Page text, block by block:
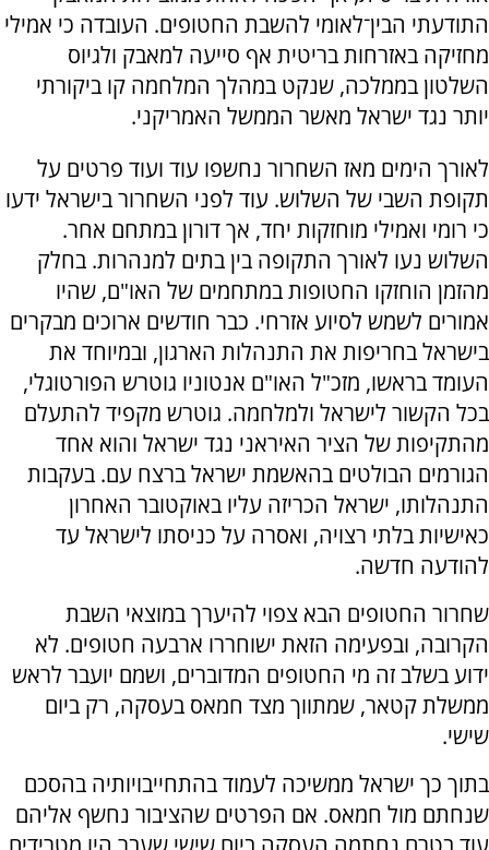
התודעתי הבין־לאומי להשבת החטופים. העובדה כי אמילי
מחזיקה באזרחות בריטית אף סייעה למאבק ולגיוס
השלטון בממלכה, שנקט במהלך המלחמה קו ביקורתי
יותר נגד ישראל מאשר הממשל האמריקני.
לאורך הימים מאז השחרור נחשפו עוד ועוד פרטים על
תקופת השבי של השלוש. עוד לפני השחרור בישראל ידעו
כי רומי ואמילי מוחזקות יחד, אך דורון במתחם אחר.
השלוש נעו לאורך התקופה בין בתים למנהרות. בחלק
מהזמן הוחזקו החטופות במתחמים של האו"ם, שהיו
אמורים לשמש לסיוע אזרחי. כבר חודשים ארוכים מבקרים
בישראל בחריפות את התנהלות הארגון, ובמיוחד את
העומד בראשו, מזכ"ל האו"ם אנטוניו גוטרש הפורטוגלי,
בכל הקשור לישראל ולמלחמה. גוטרש מקפיד להתעלם
מהתקיפות של הציר האיראני נגד ישראל והוא אחד
הגורמים הבולטים בהאשמת ישראל ברצח עם. בעקבות
התנהלותו, ישראל הכריזה עליו באוקטובר האחרון
כאישיות בלתי רצויה, ואסרה על כניסתו לישראל עד
להודעה חדשה.
שחרור החטופים הבא צפוי להיערך במוצאי השבת
הקרובה, ובפעימה הזאת ישוחררו ארבעה חטופים. לא
ידוע בשלב זה מי החטופים המדוברים, ושמם יועבר לראש
ממשלת קטאר, שמתווך מצד חמאס בעסקה, רק ביום
שישי.
בתוך כך ישראל ממשיכה לעמוד בהתחייבויותיה בהסכם
שנחתם מול חמאס. אם הפרטים שהציבור נחשף אליהם